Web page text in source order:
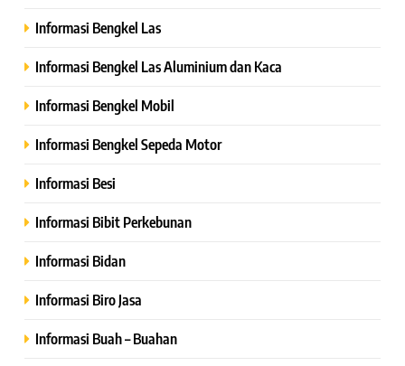
Informasi Bengkel Las
Informasi Bengkel Las Aluminium dan Kaca
Informasi Bengkel Mobil
Informasi Bengkel Sepeda Motor
Informasi Besi
Informasi Bibit Perkebunan
Informasi Bidan
Informasi Biro Jasa
Informasi Buah – Buahan